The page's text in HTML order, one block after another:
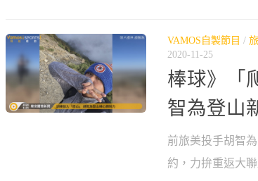
VAMOS自製節目 /
2020-11-25
棒球》「
智為登山
前旅美投手胡智
約，力拚重返大